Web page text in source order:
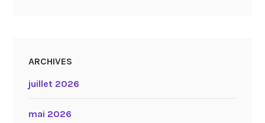
ARCHIVES
juillet 2026
mai 2026